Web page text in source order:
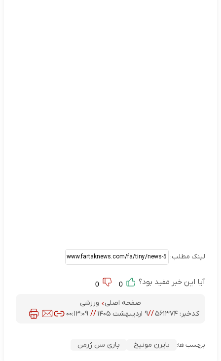
لینک مطلب:
آیا این خبر مفید بود؟
صفحه اصلی
ورزشی
کدخبر:۵۶۱۳۷۴ //۹ اردیبهشت ۱۴۰۵ //۰۰:۱۳:۰۹
برچسب ها: بایرن مونیخ پاری سن ژرمن